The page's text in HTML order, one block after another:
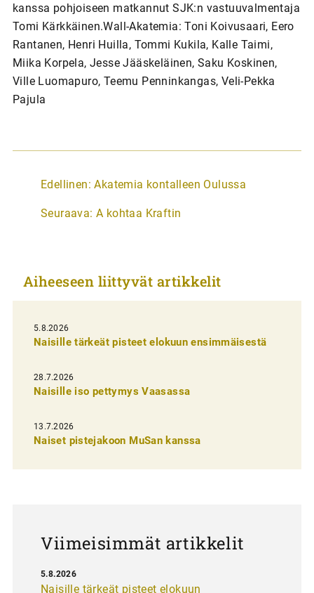
kanssa pohjoiseen matkannut SJK:n vastuuvalmentaja
Tomi Kärkkäinen.Wall-Akatemia: Toni Koivusaari, Eero
Rantanen, Henri Huilla, Tommi Kukila, Kalle Taimi,
Miika Korpela, Jesse Jääskeläinen, Saku Koskinen,
Ville Luomapuro, Teemu Penninkangas, Veli-Pekka
Pajula
A
t
k
e
l
i
e
n
e
Edellinen: Akatemia kontalleen Oulussa
Seuraava: A kohtaa Kraftin
Aiheeseen liittyvät artikkelit
5.8.2026
Naisille tärkeät pisteet elokuun ensimmäisestä
28.7.2026
Naisille iso pettymys Vaasassa
13.7.2026
Naiset pistejakoon MuSan kanssa
Viimeisimmät artikkelit
Naisille tärkeät pisteet elokuun
5.8.2026